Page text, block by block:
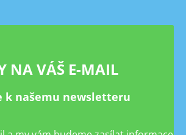
NA VÁŠ E-MAIL
k našemu newsletteru